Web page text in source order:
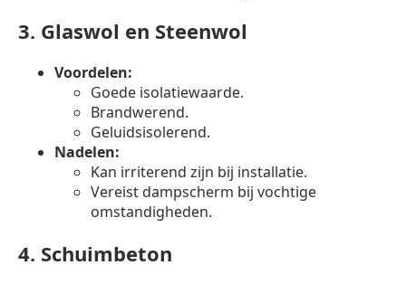
3. Glaswol en Steenwol
Voordelen:
Goede isolatiewaarde.
Brandwerend.
Geluidsisolerend.
Nadelen:
Kan irriterend zijn bij installatie.
Vereist dampscherm bij vochtige
omstandigheden.
4. Schuimbeton